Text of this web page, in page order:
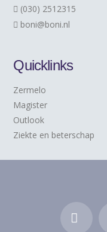
(030) 2512315
boni@boni.nl
Quicklinks
Zermelo
Magister
Outlook
Ziekte en beterschap